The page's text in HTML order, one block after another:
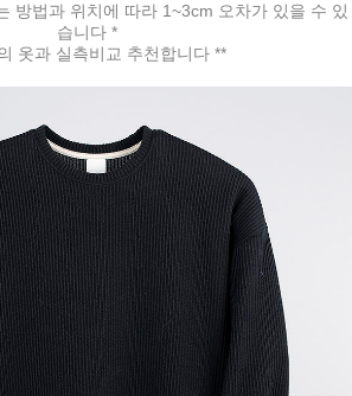
방법과 위치에 따라 1~3cm 오차가 있을 수 있
습니다 *
옷과 실측비교 추천합니다 **